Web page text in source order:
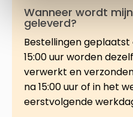
Wanneer wordt
geleverd?
Bestellingen
15:00 uur worden
verwerkt en
na 15:00 uur of in het
eerstvolgende